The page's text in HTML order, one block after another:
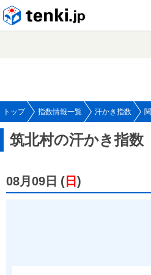
トップ 指数情報一覧 汗かき指数
筑北村の汗かき指数
08月09日 ( 日 )